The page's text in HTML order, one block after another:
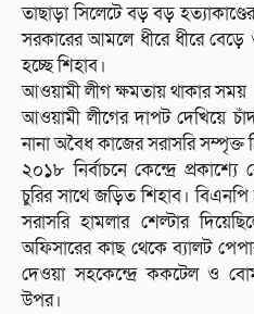
তাছাড়া সিলেটে বড় বড়
সরকারের আমলে ধীরে ধীরে বেড়ে
হচ্ছে শিহাব।
আওয়ামী লীগ ক্ষমতায় থাকার সময়
আওয়ামী লীগের দাপট দেখিয়ে
নানা অবৈধ কাজের সরাসরি সম্পৃক্ত
২০১৮ নির্বাচনে কেন্দ্রে
চুরির সাথে জড়িত শিহাব।
সরাসরি হামলার শেল্টার
অফিসারের কাছ থেকে ব্যালট
দেওয়া সহকেন্দ্রে ককটেল ও
উপর।